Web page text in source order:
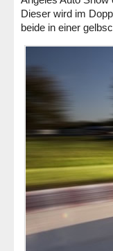
Dieser wird im
beide in einer